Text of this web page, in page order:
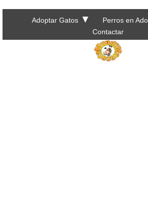
Adoptar Gatos ▼ Perros en
Contactar